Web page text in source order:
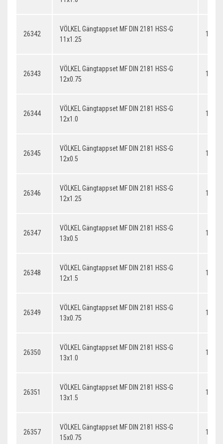
26342
VÖLKEL Gängtappset MF DIN 2181 HSS-G
11x1.25
26343
VÖLKEL Gängtappset MF DIN 2181 HSS-G
12x0.75
26344
VÖLKEL Gängtappset MF DIN 2181 HSS-G
12x1.0
26345
VÖLKEL Gängtappset MF DIN 2181 HSS-G
12x0.5
26346
VÖLKEL Gängtappset MF DIN 2181 HSS-G
12x1.25
26347
VÖLKEL Gängtappset MF DIN 2181 HSS-G
13x0.5
26348
VÖLKEL Gängtappset MF DIN 2181 HSS-G
12x1.5
26349
VÖLKEL Gängtappset MF DIN 2181 HSS-G
13x0.75
26350
VÖLKEL Gängtappset MF DIN 2181 HSS-G
13x1.0
26351
VÖLKEL Gängtappset MF DIN 2181 HSS-G
13x1.5
26357
VÖLKEL Gängtappset MF DIN 2181 HSS-G
15x0.75